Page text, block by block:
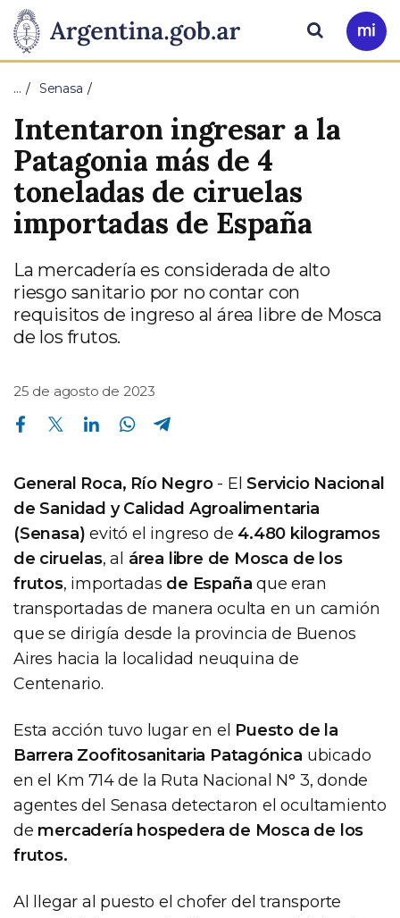
Presidencia
de
la
Nación
Pasar al contenido principal
Ir
a
Buscar
… Senasa
Intentaron ingresar a la
Patagonia más de 4
toneladas de ciruelas
importadas de España
La mercadería es considerada de alto
riesgo sanitario por no contar con
requisitos de ingreso al área libre de Mosca
de los frutos.
25 de agosto de 2023
Compartir en Facebook Compartir en Twitter Compartir en Linkedin Compartir en Whatsapp
General Roca, Río Negro- ElServicio Nacional
de Sanidad y Calidad Agroalimentaria
(Senasa) evitó el ingreso de 4.480 kilogramos
de ciruelas, al área libre de Mosca de los
frutos, importadas de España que eran
transportadas de manera oculta en un camión
que se dirigía desde la provincia de Buenos
Aires hacia la localidad neuquina de
Centenario.
Esta acción tuvo lugar en el Puesto de la
Barrera Zoofitosanitaria Patagónica ubicado
en el Km 714 de la Ruta Nacional N° 3, donde
agentes del Senasa detectaron el ocultamiento
de mercadería hospedera de Mosca de los
frutos.
Al llegar al puesto el chofer del transporte